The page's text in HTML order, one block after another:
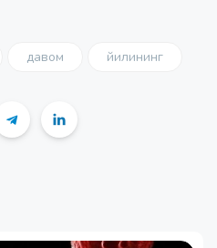
давом йилининг